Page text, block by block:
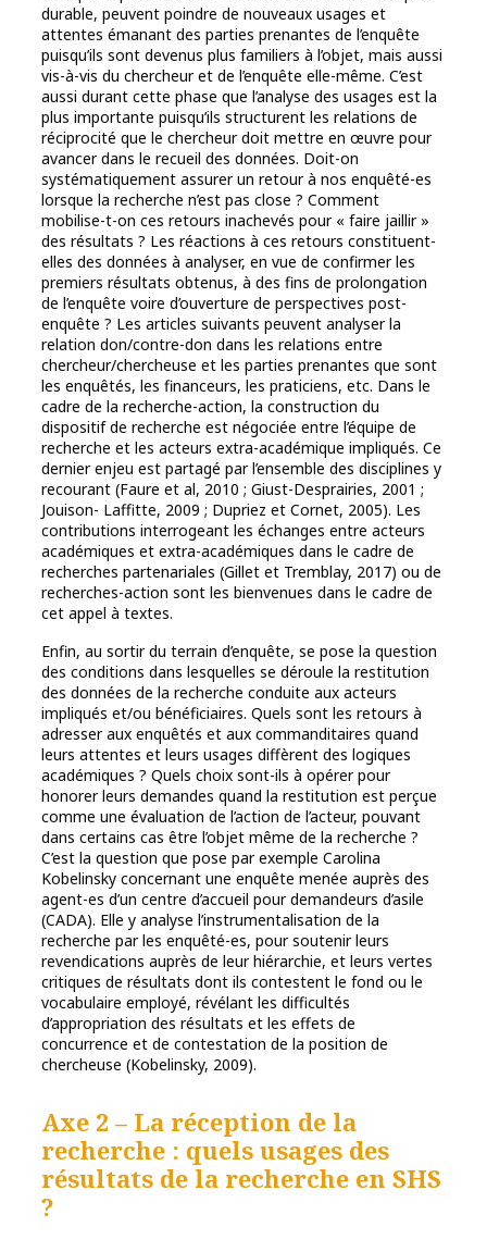
durable, peuvent poindre de nouveaux usages et
attentes émanant des parties prenantes de l’enquête
puisqu’ils sont devenus plus familiers à l’objet, mais aussi
vis-à-vis du chercheur et de l’enquête elle-même. C’est
aussi durant cette phase que l’analyse des usages est la
plus importante puisqu’ils structurent les relations de
réciprocité que le chercheur doit mettre en œuvre pour
avancer dans le recueil des données. Doit-on
systématiquement assurer un retour à nos enquêté-es
lorsque la recherche n’est pas close ? Comment
mobilise-t-on ces retours inachevés pour « faire jaillir »
des résultats ? Les réactions à ces retours constituent-
elles des données à analyser, en vue de confirmer les
premiers résultats obtenus, à des fins de prolongation
de l’enquête voire d’ouverture de perspectives post-
enquête ? Les articles suivants peuvent analyser la
relation don/contre-don dans les relations entre
chercheur/chercheuse et les parties prenantes que sont
les enquêtés, les financeurs, les praticiens, etc. Dans le
cadre de la recherche-action, la construction du
dispositif de recherche est négociée entre l’équipe de
recherche et les acteurs extra-académique impliqués. Ce
dernier enjeu est partagé par l’ensemble des disciplines y
recourant (Faure et al, 2010 ; Giust-Desprairies, 2001 ;
Jouison- Laffitte, 2009 ; Dupriez et Cornet, 2005). Les
contributions interrogeant les échanges entre acteurs
académiques et extra-académiques dans le cadre de
recherches partenariales (Gillet et Tremblay, 2017) ou de
recherches-action sont les bienvenues dans le cadre de
cet appel à textes.
Enfin, au sortir du terrain d’enquête, se pose la question
des conditions dans lesquelles se déroule la restitution
des données de la recherche conduite aux acteurs
impliqués et/ou bénéficiaires. Quels sont les retours à
adresser aux enquêtés et aux commanditaires quand
leurs attentes et leurs usages diffèrent des logiques
académiques ? Quels choix sont-ils à opérer pour
honorer leurs demandes quand la restitution est perçue
comme une évaluation de l’action de l’acteur, pouvant
dans certains cas être l’objet même de la recherche ?
C’est la question que pose par exemple Carolina
Kobelinsky concernant une enquête menée auprès des
agent-es d’un centre d’accueil pour demandeurs d’asile
(CADA). Elle y analyse l’instrumentalisation de la
recherche par les enquêté-es, pour soutenir leurs
revendications auprès de leur hiérarchie, et leurs vertes
critiques de résultats dont ils contestent le fond ou le
vocabulaire employé, révélant les difficultés
d’appropriation des résultats et les effets de
concurrence et de contestation de la position de
chercheuse (Kobelinsky, 2009).
Axe 2 – La réception de la
recherche : quels usages des
résultats de la recherche en SHS
?